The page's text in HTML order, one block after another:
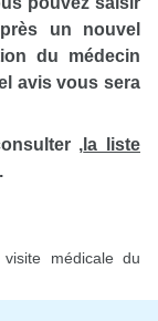
un nouvel
du médecin
avis vous sera
, la liste
.
médicale du